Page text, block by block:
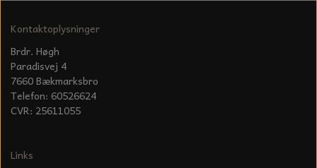
Kontaktoplysninger
Brdr. Høgh
Paradisvej 4
7660 Bækmarksbro
Telefon: 60526624
CVR: 25611055
Links